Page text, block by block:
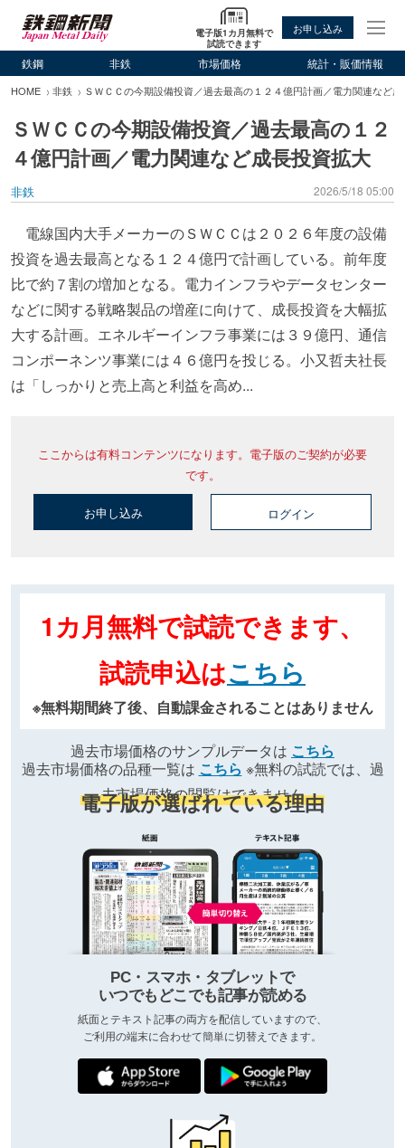
電子版1カ月無料で
試読できます
お申し込み
鉄鋼 非鉄 市場価格 統計・販価情報
HOME 非鉄 ＳＷＣＣの今期設備投資／過去最高の１２４億円計画／電力関連など
ＳＷＣＣの今期設備投資／過去最高の１２
４億円計画／電力関連など成長投資拡大
非鉄 2026/5/18 05:00
電線国内大手メーカーのＳＷＣＣは２０２６年度の設備
投資を過去最高となる１２４億円で計画している。前年度
比で約７割の増加となる。電力インフラやデータセンター
などに関する戦略製品の増産に向けて、成長投資を大幅拡
大する計画。エネルギーインフラ事業には３９億円、通信
コンポーネンツ事業には４６億円を投じる。小又哲夫社長
は「しっかりと売上高と利益を高め...
ここからは有料コンテンツになります。電子版のご契約が必要
です。
お申し込み ログイン
1カ月無料で試読できます、
試読申込はこちら
※無料期間終了後、自動課金されることはありません
過去市場価格のサンプルデータは こちら
過去市場価格の品種一覧は こちら ※無料の試読では、過
去市場価格の閲覧はできません
電子版が選ばれている理由
PC・スマホ・タブレットで
いつでもどこでも記事が読める
紙面とテキスト記事の両方を配信していますので、
ご利用の端末に合わせて簡単に切替えできます。